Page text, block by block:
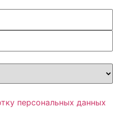
персональных данных